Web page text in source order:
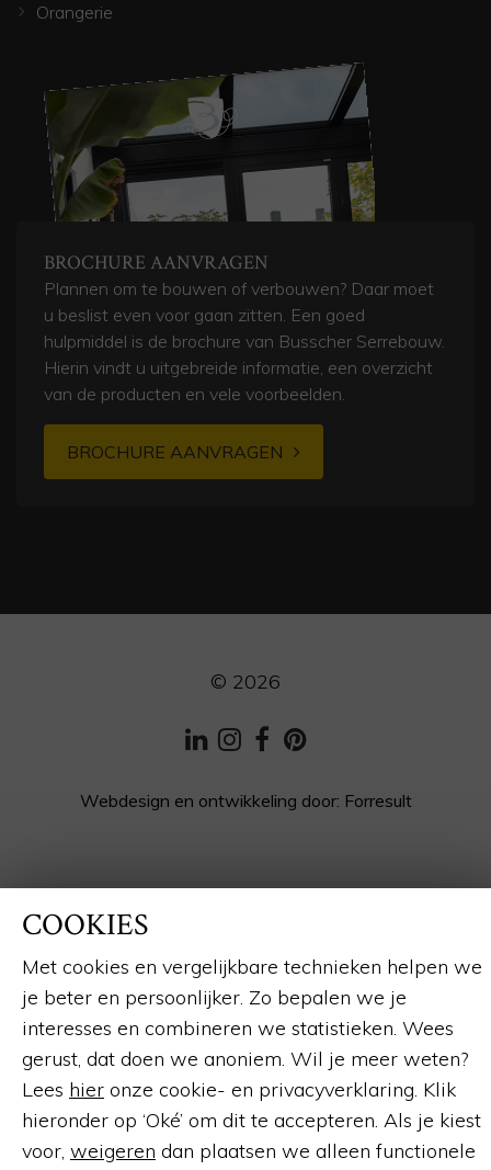
Orangerie
BROCHURE AANVRAGEN
Plannen om te bouwen of verbouwen? Daar moet
u beslist even voor gaan zitten. Een goed
hulpmiddel is de brochure van Busscher Serrebouw.
Hierin vindt u uitgebreide informatie, een overzicht
van de producten en vele voorbeelden.
BROCHURE AANVRAGEN
© 2026
LinkedIn
Instagram
Facebook
Pinterest
Webdesign en ontwikkeling door: Forresult
COOKIES
Met cookies en vergelijkbare technieken helpen we
je beter en persoonlijker. Zo bepalen we je
interesses en combineren we statistieken. Wees
gerust, dat doen we anoniem. Wil je meer weten?
Lees hier onze cookie- en privacyverklaring. Klik
hieronder op ‘Oké’ om dit te accepteren. Als je kiest
voor, weigeren dan plaatsen we alleen functionele